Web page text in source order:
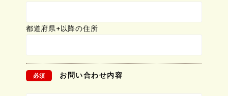
都道府県+以降の住所
必須 お問い合わせ内容